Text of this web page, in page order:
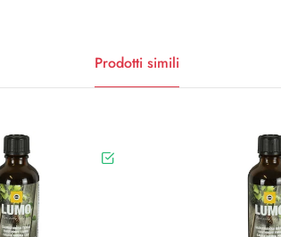
Prodotti simili